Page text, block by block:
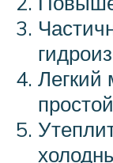
Легкий